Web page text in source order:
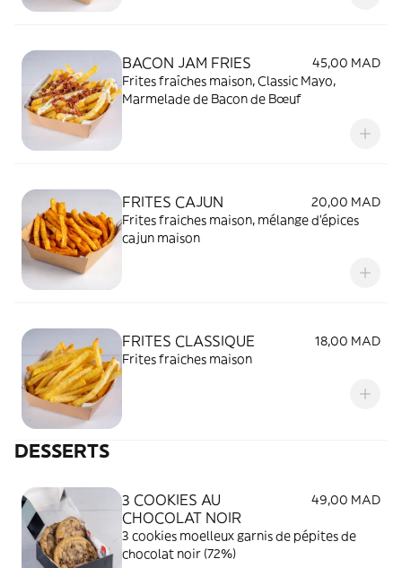
BACON JAM FRIES
45,00 MAD
Frites fraîches maison, Classic Mayo,
Marmelade de Bacon de Bœuf
FRITES CAJUN
20,00 MAD
Frites fraiches maison, mélange d'épices
cajun maison
FRITES CLASSIQUE
18,00 MAD
Frites fraiches maison
DESSERTS
3 COOKIES AU
CHOCOLAT NOIR
49,00 MAD
3 cookies moelleux garnis de pépites de
chocolat noir (72%)